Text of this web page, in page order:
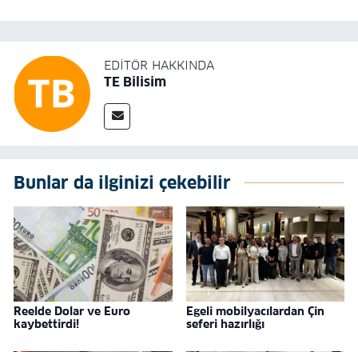
EDITÖR HAKKINDA
TE Bilisim
Bunlar da ilginizi çekebilir
Reelde Dolar ve Euro
kaybettirdi!
Egeli mobilyacılardan Çin
seferi hazırlığı